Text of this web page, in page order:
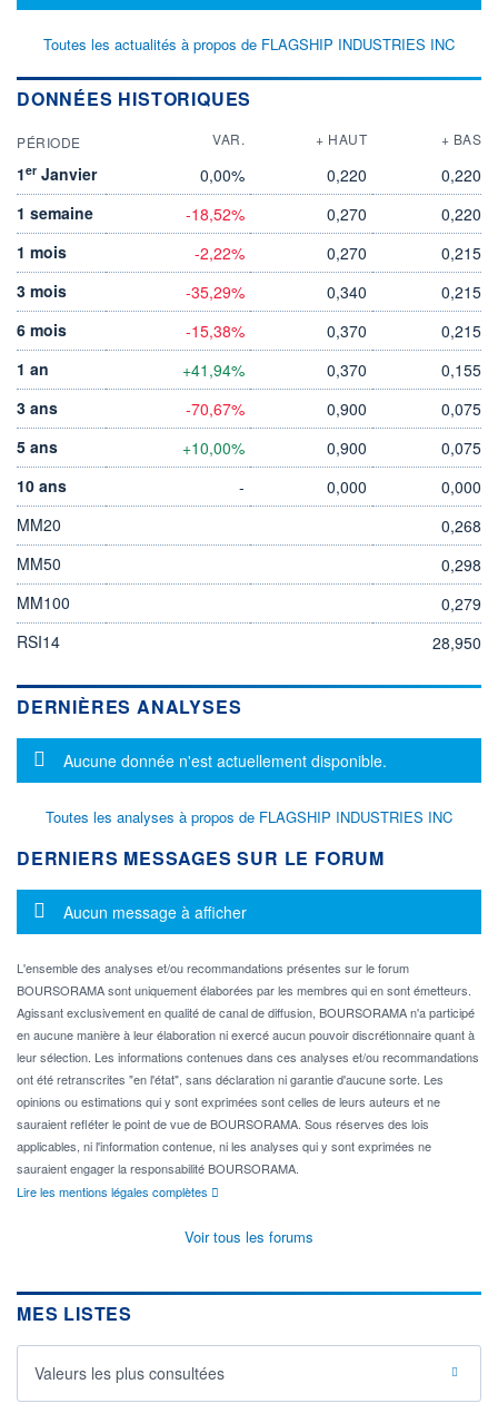
Toutes les actualités à propos de FLAGSHIP INDUSTRIES INC
DONNÉES HISTORIQUES
PÉRIODE VAR. + HAUT + BAS
1er Janvier 0,00% 0,220
0,220
1 semaine
-18,52% 0,270
0,220
1 mois
-2,22% 0,270
0,215
3 mois
-35,29% 0,340
0,215
6 mois
-15,38% 0,370
0,215
1 an
+41,94% 0,370
0,155
3 ans
-70,67% 0,900
0,075
5 ans
+10,00% 0,900
0,075
10 ans
- 0,000
0,000
MM20
0,268
MM50
0,298
MM100
0,279
RSI14
28,950
DERNIÈRES ANALYSES
Message d'information
Aucune donnée n'est actuellement disponible.
Toutes les analyses à propos de FLAGSHIP INDUSTRIES INC
DERNIERS MESSAGES SUR LE FORUM
Message d'information
Aucun message à afficher
L'ensemble des analyses et/ou recommandations présentes sur le forum
BOURSORAMA sont uniquement élaborées par les membres qui en sont émetteurs.
Agissant exclusivement en qualité de canal de diffusion, BOURSORAMA n'a participé
en aucune manière à leur élaboration ni exercé aucun pouvoir discrétionnaire quant à
leur sélection. Les informations contenues dans ces analyses et/ou recommandations
ont été retranscrites "en l'état", sans déclaration ni garantie d'aucune sorte. Les
opinions ou estimations qui y sont exprimées sont celles de leurs auteurs et ne
sauraient refléter le point de vue de BOURSORAMA. Sous réserves des lois
applicables, ni l'information contenue, ni les analyses qui y sont exprimées ne
sauraient engager la responsabilité BOURSORAMA.
Lire les mentions légales complètes
Voir tous les forums
MES LISTES
Valeurs les plus consultées